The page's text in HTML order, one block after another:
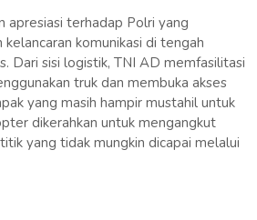
apresiasi terhadap Polri yang
komunikasi di tengah
Dari sisi logistik, TNI AD memfasilitasi
truk dan membuka akses
yang masih hampir mustahil untuk
dikerahkan untuk mengangkut
yang tidak mungkin dicapai melalui